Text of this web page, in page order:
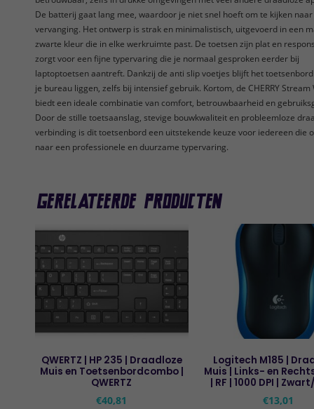
De batterij gaat lang mee, waardoor je niet snel hoeft om te kijken naar
vervanging. Het ontwerp is strak en minimalistisch, uitgevoerd in een
zwarte kleur die in elke werkruimte past. De toetsen zijn plat en
zorgt voor een fijne typervaring die je normaal gesproken eerder bij
laptoptoetsen aantreft. Dankzij de anti slip voetjes blijft het
je bureau liggen, zelfs bij intensief gebruik. Kortom, de CHERRY Stream
biedt een ideale combinatie van comfort, betrouwbaarheid en
Door de stille toetsaanslag, stevige bouwkwaliteit en probleemloze
verbinding is dit toetsenbord een uitstekende keuze voor iedereen die
naar een professionele en duurzame typervaring.
Gerelateerde producten
QWERTZ | HP 235 | Draadloze
Muis en Toetsenbordcombo |
QWERTZ
€40,81
Logitech M185 |
Muis | Links- en
| RF | 1000 DPI |
€13,01